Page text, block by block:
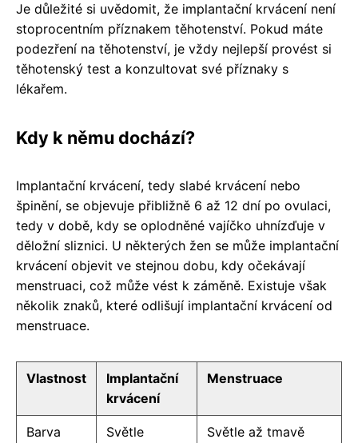
Je důležité si uvědomit, že implantační krvácení není
stoprocentním příznakem těhotenství. Pokud máte
podezření na těhotenství, je vždy nejlepší provést si
těhotenský test a konzultovat své příznaky s
lékařem.
Kdy k němu dochází?
Implantační krvácení, tedy slabé krvácení nebo
špinění, se objevuje přibližně 6 až 12 dní po ovulaci,
tedy v době, kdy se oplodněné vajíčko uhnízďuje v
děložní sliznici. U některých žen se může implantační
krvácení objevit ve stejnou dobu, kdy očekávají
menstruaci, což může vést k záměně. Existuje však
několik znaků, které odlišují implantační krvácení od
menstruace.
Vlastnost
Implantační
krvácení
Menstruace
Barva
Světle
Světle až tmavě